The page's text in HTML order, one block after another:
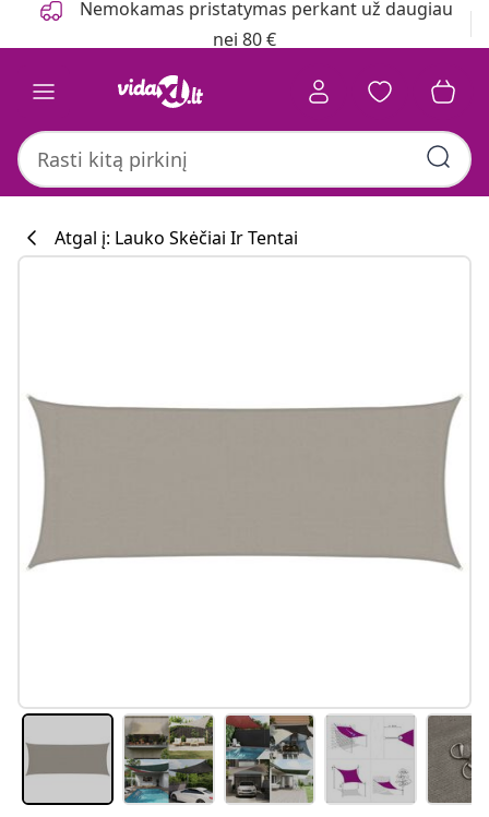
Nemokamas pristatymas perkant už daugiau
nei 80 €
Atgal į: Lauko Skėčiai Ir Tentai